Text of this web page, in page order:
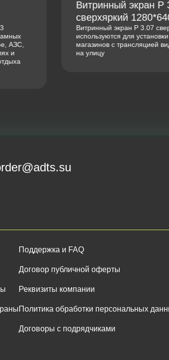
1280*640 мм
изображений
Поддержка и FAQ
Договор публичной оферты
Реквизиты компании
Политика обработки персональных
Договоры с подрядчиками